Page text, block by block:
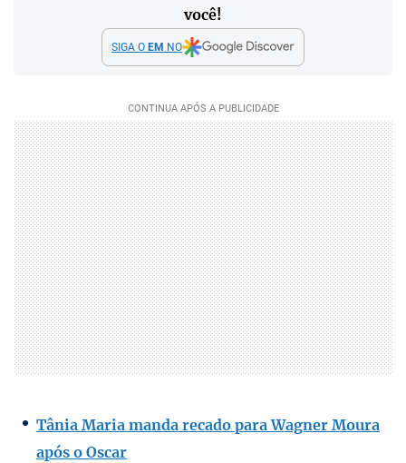
você!
SIGA O EM NO
Tânia Maria manda recado para Wagner Moura
após o Oscar